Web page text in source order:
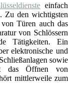
einfach
Zu den wichtigsten
Türen auch das
von Schlössern
Tätigkeiten. Ein
elektronische und
sowie
das Öffnen von
mittlerweile zum